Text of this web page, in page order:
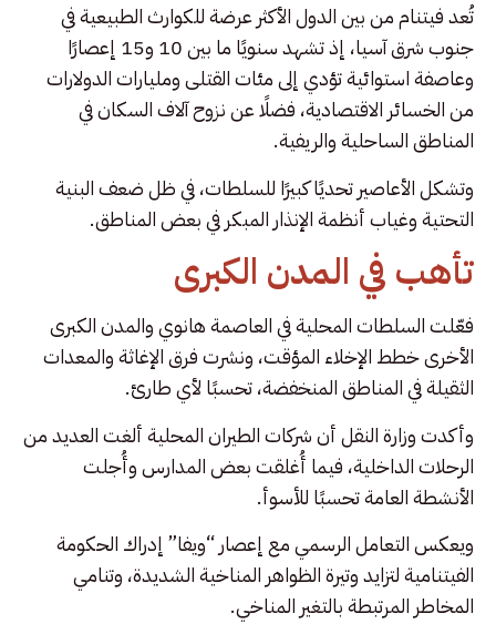
تُعد فيتنام من بين الدول الأكثر عرضة للكوارث الطبيعية في
جنوب شرق آسيا، إذ تشهد سنويًا ما بين 10 و15 إعصارًا
وعاصفة استوائية تؤدي إلى مئات القتلى ومليارات الدولارات
من الخسائر الاقتصادية، فضلًا عن نزوح آلاف السكان في
المناطق الساحلية والريفية.
وتشكل الأعاصير تحديًا كبيرًا للسلطات، في ظل ضعف البنية
التحتية وغياب أنظمة الإنذار المبكر في بعض المناطق.
تأهب في المدن الكبرى
فعّلت السلطات المحلية في العاصمة هانوي والمدن الكبرى
الأخرى خطط الإخلاء المؤقت، ونشرت فرق الإغاثة والمعدات
الثقيلة في المناطق المنخفضة، تحسبًا لأي طارئ.
وأكدت وزارة النقل أن شركات الطيران المحلية ألغت العديد من
الرحلات الداخلية، فيما أُغلقت بعض المدارس وأُجلت
الأنشطة العامة تحسبًا للأسوأ.
ويعكس التعامل الرسمي مع إعصار “ويفا” إدراك الحكومة
الفيتنامية لتزايد وتيرة الظواهر المناخية الشديدة، وتنامي
المخاطر المرتبطة بالتغير المناخي.